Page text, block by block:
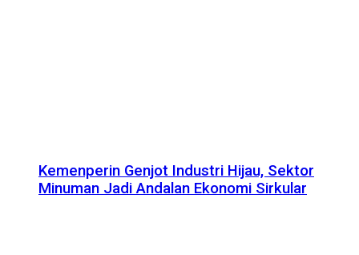
Kemenperin Genjot Industri Hijau, Sektor
Minuman Jadi Andalan Ekonomi Sirkular